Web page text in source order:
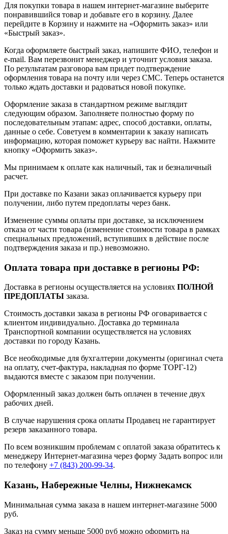
Для покупки товара в нашем интернет-магазине выберите
понравившийся товар и добавьте его в корзину. Далее
перейдите в Корзину и нажмите на «Оформить заказ» или
«Быстрый заказ».
Когда оформляете быстрый заказ, напишите ФИО, телефон и
e-mail. Вам перезвонит менеджер и уточнит условия заказа.
По результатам разговора вам придет подтверждение
оформления товара на почту или через СМС. Теперь останется
только ждать доставки и радоваться новой покупке.
Оформление заказа в стандартном режиме выглядит
следующим образом. Заполняете полностью форму по
последовательным этапам: адрес, способ доставки, оплаты,
данные о себе. Советуем в комментарии к заказу написать
информацию, которая поможет курьеру вас найти. Нажмите
кнопку «Оформить заказ».
Мы принимаем к оплате как наличный, так и безналичный
расчет.
При доставке по Казани заказ оплачивается курьеру при
получении, либо путем предоплаты через банк.
Изменение суммы оплаты при доставке, за исключением
отказа от части товара (изменение стоимости товара в рамках
специальных предложений, вступивших в действие после
подтверждения заказа и пр.) невозможно.
Оплата товара при доставке в регионы РФ:
Доставка в регионы осуществляется на условиях ПОЛНОЙ
ПРЕДОПЛАТЫ заказа.
Стоимость доставки заказа в регионы РФ оговаривается с
клиентом индивидуально. Доставка до терминала
Транспортной компании осуществляется на условиях
доставки по городу Казань.
Все необходимые для бухгалтерии документы (оригинал счета
на оплату, счет-фактура, накладная по форме ТОРГ-12)
выдаются вместе с заказом при получении.
Оформленный заказ должен быть оплачен в течение двух
рабочих дней.
В случае нарушения срока оплаты Продавец не гарантирует
резерв заказанного товара.
По всем возникшим проблемам с оплатой заказа обратитесь к
менеджеру Интернет-магазина через форму Задать вопрос или
по телефону +7 (843) 200-99-34.
Казань, Набережные Челны, Нижнекамск
Минимальная сумма заказа в нашем интернет-магазине 5000
руб.
Заказ на сумму меньше 5000 руб можно оформить на